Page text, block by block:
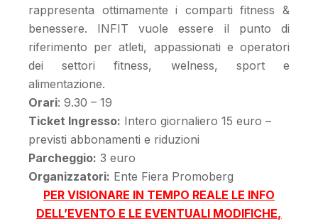
rappresenta ottimamente i comparti fitness &
benessere. INFIT vuole essere il punto di
riferimento per atleti, appassionati e operatori
dei settori fitness, welness, sport e
alimentazione.
Orari: 9.30 – 19
Ticket Ingresso: Intero giornaliero 15 euro –
previsti abbonamenti e riduzioni
Parcheggio: 3 euro
Organizzatori: Ente Fiera Promoberg
PER VISIONARE IN TEMPO REALE LE INFO
DELL’EVENTO E LE EVENTUALI MODIFICHE,